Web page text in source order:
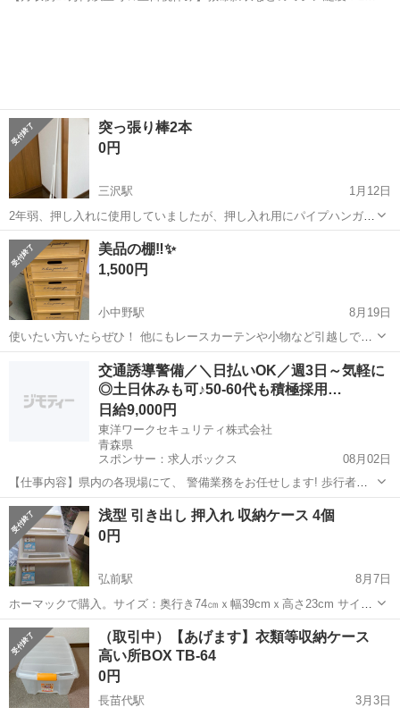
突っ張り棒2本
0円
三沢駅
1月12日
2年弱、押し入れに使用していましたが、押し入れ用にパイプハンガー
を購入したのでお譲りいたします。 80〜110cm程の突っ張り棒 170〜
280cm程の突っ張り棒 ※大きい方は巻尺がないのでおおよその数字で
す DCMだっ...
青森 三沢市 三沢駅
美品の棚‼️✨
1,500円
小中野駅
8月19日
使いたい方いたらぜひ！ 他にもレースカーテンや小物など引越しで要
らないものあるので見に来てください🤞‼️
小中野駅 収納家具 カーテン
交通誘導警備／＼日払いOK／週3日～気軽に
◎土日休みも可♪50-60代も積極採用…
日給9,000円
東洋ワークセキュリティ株式会社
青森県
スポンサー：求人ボックス
08月02日
【仕事内容】県内の各現場にて、 警備業務をお任せします! 歩行者の
誘導 一般車両の誘導 工事車両の誘導 これがメインの業務です! 難しい
ことは特にありません 土日祝休み・固定休など 希望通りのシフトが可
能なので 無理なく働けますよ...
アルバイト・パート / 契約社員
浅型 引き出し 押入れ 収納ケース 4個
0円
弘前駅
8月7日
ホーマックで購入。サイズ：奥行き74㎝ｘ幅39cmｘ高さ23cm サイズ
はどれも同じですがひとつだけ外側box部分の透明度が異なります。
購入時期半年ほど異なるものです。 引越し経験があるので新品と同じ
というわけに...
青森 弘前市 弘前駅 収納家具 押入れ
（取引中）【あげます】衣類等収納ケース
高い所BOX TB-64
0円
長苗代駅 3月3日